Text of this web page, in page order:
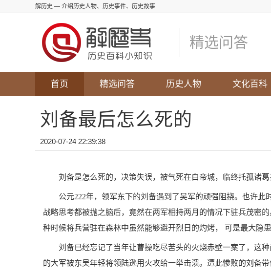
解历史 — 介绍历史人物、历史事件、历史故事
精选问答
首页 精选问答 历史人物 文化百科
刘备最后怎么死的
2020-07-24 22:39:38
刘备是怎么死的，决策失误，被气死在白帝城，临终托孤诸葛
公元222年，领军东下的刘备遇到了吴军的顽强阻挠。也许
战略思考都被抛之脑后，竟然在两军相持两月的情况下驻兵茂密
种时候将兵营驻在森林中虽然能够避开烈日的灼烤， 可是最大隐患
刘备已经忘记了当年让曹操吃尽苦头的火烧赤壁一案了，这
的大军被东吴年轻将领陆逊用火攻给一举击溃。遭此惨败的刘备带